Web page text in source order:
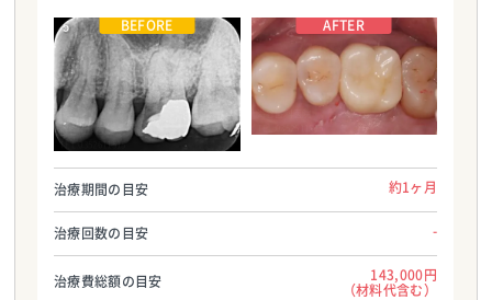
海谷歯科医院
TEL:0352611515
海谷歯科医院
TEL:0352611515
治療期間の目安 約1ヶ月
治療回数の目安 -
治療費総額の目安
143,000円
（材料代含む）